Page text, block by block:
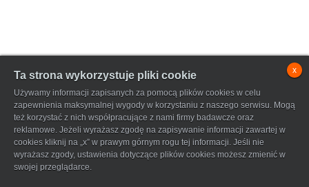
Ta strona wykorzystuje pliki cookie
Używamy informacji zapisanych za pomocą plików cookies w celu
zapewnienia maksymalnej wygody w korzystaniu z naszego serwisu. Mogą
też korzystać z nich współpracujące z nami firmy badawcze oraz
reklamowe. Jeżeli wyrażasz zgodę na zapisywanie informacji zawartej w
cookies kliknij na „x” w prawym górnym rogu tej informacji. Jeśli nie
wyrażasz zgody, ustawienia dotyczące plików cookies możesz zmienić w
swojej przeglądarce.
x